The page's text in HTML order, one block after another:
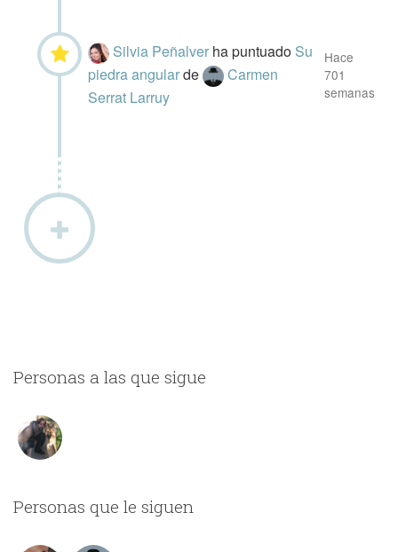
Silvia Peñalver ha puntuado Su
piedra angularde
Carmen
Serrat Larruy
Hace
701
semanas
Personas a las que sigue
Personas que le siguen